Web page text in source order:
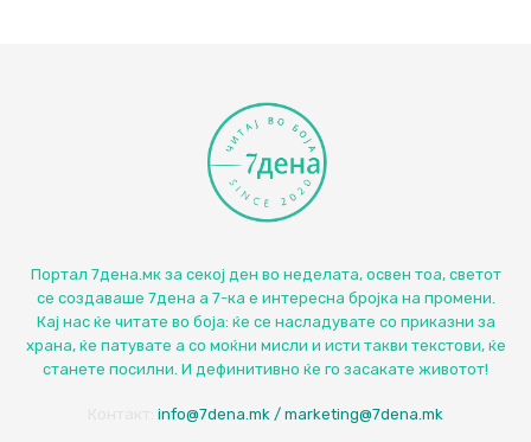
Портал 7дена.мк за секој ден во неделата, освен тоа, светот
се создаваше 7дена а 7-ка е интересна бројка на промени.
Кај нас ќе читате во боја: ќе се насладувате со приказни за
храна, ќе патувате а со моќни мисли и исти такви текстови, ќе
станете посилни. И дефинитивно ќе го засакате животот!
info@7dena.mk / marketing@7dena.mk